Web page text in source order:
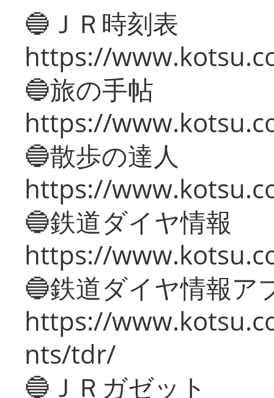
🔵ＪＲ時刻表
https://
🔵旅の手帖
https://
🔵散歩の達人
https://
🔵鉄道ダイヤ情報
https://
🔵鉄道ダイヤ情報ア
https://
nts/tdr/
🔵ＪＲガゼット